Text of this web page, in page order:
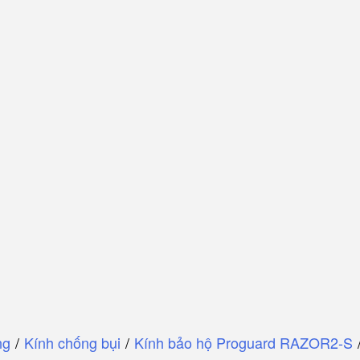
/ Kính chống bụi / Kính bảo hộ Proguard RAZOR2-S